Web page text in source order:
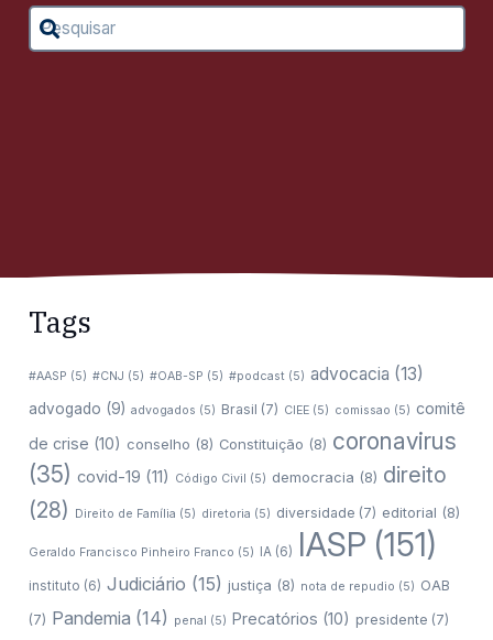
Tags
#AASP (5) #CNJ (5) #OAB-SP (5) #podcast(5) advocacia (13)
advogado (9) advogados (5) Brasil (7) CIEE(5) comissao (5) comitê
de crise (10) conselho (8) Constituição (8) coronavirus
(35) covid-19 (11) Código Civil (5) democracia (8) direito
(28)
Direito de Família (5) diretoria (5) diversidade (7) editorial (8)
Geraldo Francisco Pinheiro Franco (5) IA(6) IASP (151)
instituto (6) Judiciário (15) justiça (8) nota de repudio (5) OAB
(7) Pandemia (14) penal (5) Precatórios (10) presidente (7)